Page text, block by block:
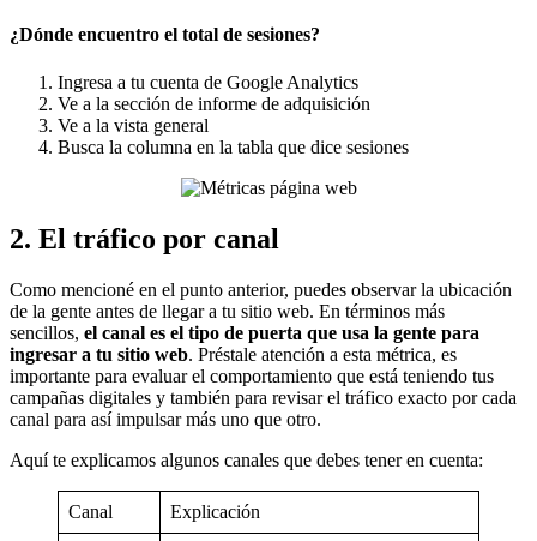
¿Dónde encuentro el total de sesiones?
Ingresa a tu cuenta de Google Analytics
Ve a la sección de informe de adquisición
Ve a la vista general
Busca la columna en la tabla que dice sesiones
2. El tráfico por canal
Como mencioné en el punto anterior, puedes observar la ubicación
de la gente antes de llegar a tu sitio web. En términos más
sencillos, el canal es el tipo de puerta que usa la gente para
ingresar a tu sitio web. Préstale atención a esta métrica, es
importante para evaluar el comportamiento que está teniendo tus
campañas digitales y también para revisar el tráfico exacto por cada
canal para así impulsar más uno que otro.
Aquí te explicamos algunos canales que debes tener en cuenta:
Canal Explicación